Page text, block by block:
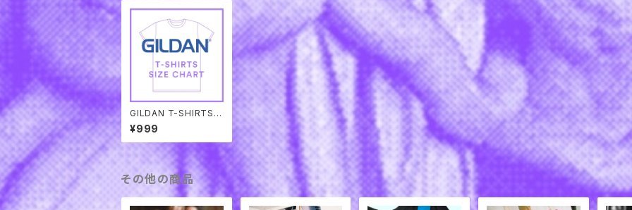
GILDAN T-SHIRTS
サイズ表
¥999
その他の商品